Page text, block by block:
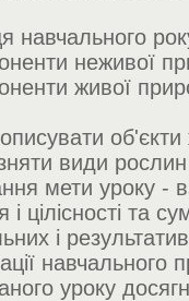
навчального
неживої
живої
види
мети уроку -
і цілісності та
і
навчального
уроку